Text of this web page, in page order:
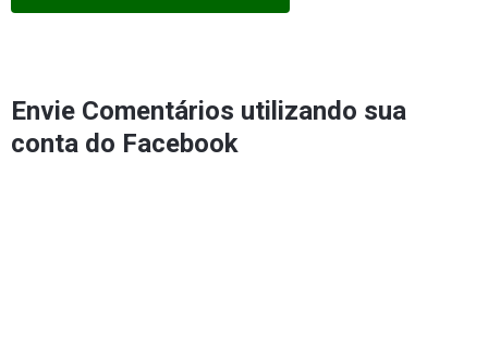
Envie Comentários utilizando sua
conta do Facebook